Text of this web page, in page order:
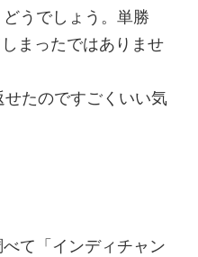
うでしょう。単勝
まったではありませ
たのですごくいい気
て「インディチャン